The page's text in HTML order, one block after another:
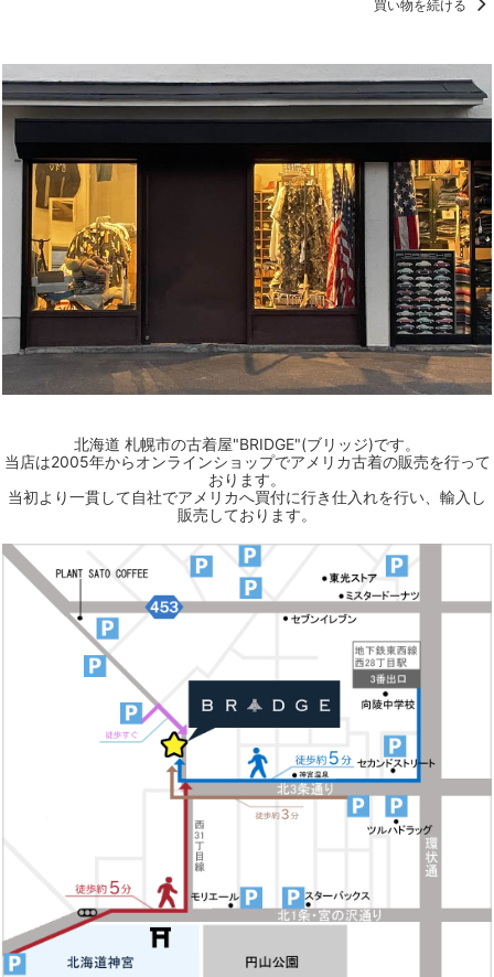
買い物を続ける
北海道 札幌市の古着屋"BRIDGE"(ブリッジ)です。
当店は2005年からオンラインショップでアメリカ古着の販売を行って
おります。
当初より一貫して自社でアメリカへ買付に行き仕入れを行い、輸入し
販売しております。